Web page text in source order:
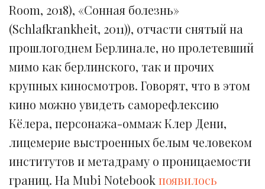
Room, 2018), «Сонная болезнь»
(Schlafkrankheit, 2011)), отчасти снятый на
прошлогоднем Берлинале, но пролетевший
мимо как берлинского, так и прочих
крупных киносмотров. Говорят, что в этом
кино можно увидеть саморефлексию
Кёлера, персонажа-оммаж Клер Дени,
лицемерие выстроенных белым человеком
институтов и метадраму о проницаемости
границ. На Mubi Notebookпоявилось